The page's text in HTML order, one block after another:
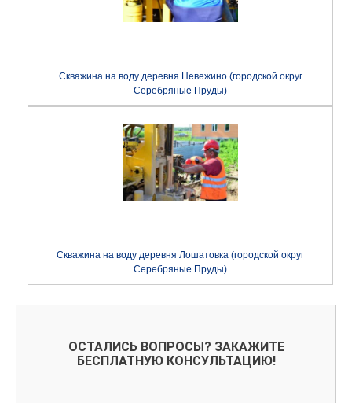
Скважина на воду деревня Невежино (городской округ
Серебряные Пруды)
Скважина на воду деревня Лошатовка (городской округ
Серебряные Пруды)
ОСТАЛИСЬ ВОПРОСЫ? ЗАКАЖИТЕ
БЕСПЛАТНУЮ КОНСУЛЬТАЦИЮ!